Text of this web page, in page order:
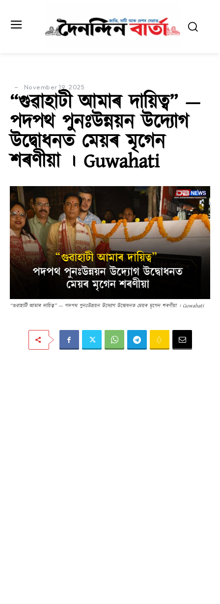
November 19, 2025
“গুৱাহাটী আমাৰ দায়িত্ব” —
পদপথ পুনঃউন্নয়ন উদ্যোগ
উদ্বোধনত মেয়ৰ মৃগেন
শৰণীয়া । Guwahati
“গুৱাহাটী আমাৰ দায়িত্ব” — পদপথ পুনঃউন্নয়ন উদ্যোগ উদ্বোধনত মেয়ৰ মৃগেন শৰণীয়া । Guwahati